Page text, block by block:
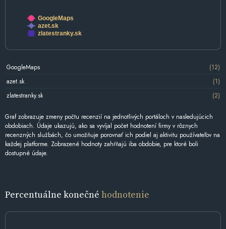
GoogleMaps
azet.sk
zlatestranky.sk
GoogleMaps
(12)
azet.sk
(1)
zlatestranky.sk
(2)
Graf zobrazuje zmeny počtu recenzií na jednotlivých portáloch v nasledujúcich
obdobiach. Údaje ukazujú, ako sa vyvíjal počet hodnotení firmy v rôznych
recenzných službách, čo umožňuje porovnať ich podiel aj aktivitu používateľov na
každej platforme. Zobrazené hodnoty zahŕňajú iba obdobie, pre ktoré boli
dostupné údaje.
Percentuálne konečné hodnotenie